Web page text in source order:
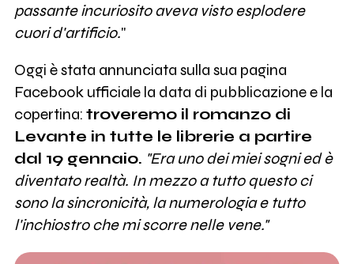
passante incuriosito aveva visto esplodere
cuori d'artificio."
Oggi è stata annunciata sulla sua pagina
Facebook ufficiale la data di pubblicazione e la
copertina: troveremo il romanzo di
Levante in tutte le librerie a partire
dal 19 gennaio. "Era uno dei miei sogni ed è
diventato realtà. In mezzo a tutto questo ci
sono la sincronicità, la numerologia e tutto
l'inchiostro che mi scorre nelle vene."